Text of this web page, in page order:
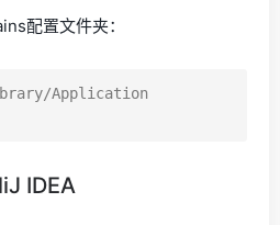
配置文件夹：
Application
IDEA